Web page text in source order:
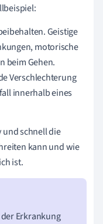
Geistige
motorische
beim Gehen.
Verschlechterung
innerhalb eines
und schnell die
kann und wie
ist.
Erkrankung